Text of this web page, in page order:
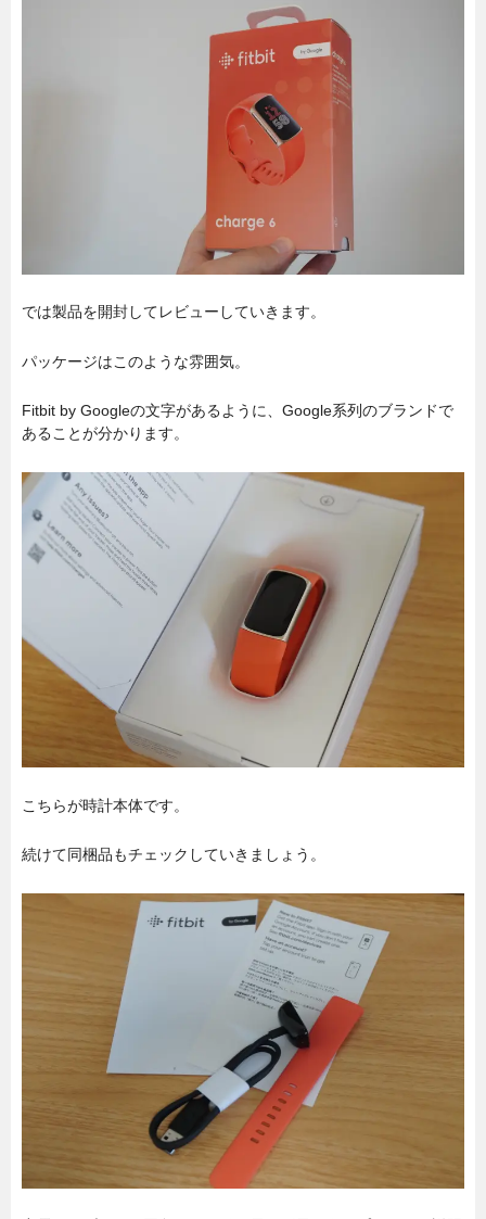
では製品を開封してレビューしていきます。
パッケージはこのような雰囲気。
Fitbit by Googleの文字があるように、Google系列のブランドで
あることが分かります。
こちらが時計本体です。
続けて同梱品もチェックしていきましょう。